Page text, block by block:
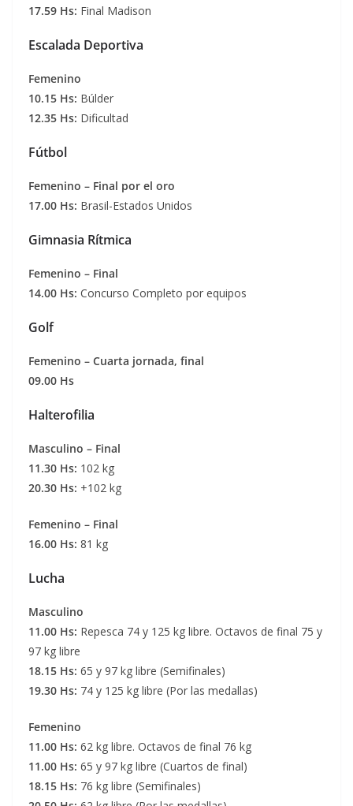
17.59 Hs: Final Madison
Escalada Deportiva
Femenino
10.15 Hs: Búlder
12.35 Hs: Dificultad
Fútbol
Femenino – Final por el oro
17.00 Hs: Brasil-Estados Unidos
Gimnasia Rítmica
Femenino – Final
14.00 Hs: Concurso Completo por equipos
Golf
Femenino – Cuarta jornada, final
09.00 Hs
Halterofilia
Masculino – Final
11.30 Hs: 102 kg
20.30 Hs: +102 kg
Femenino – Final
16.00 Hs: 81 kg
Lucha
Masculino
11.00 Hs: Repesca 74 y 125 kg libre. Octavos de final 75 y
97 kg libre
18.15 Hs: 65 y 97 kg libre (Semifinales)
19.30 Hs: 74 y 125 kg libre (Por las medallas)
Femenino
11.00 Hs: 62 kg libre. Octavos de final 76 kg
11.00 Hs: 65 y 97 kg libre (Cuartos de final)
18.15 Hs: 76 kg libre (Semifinales)